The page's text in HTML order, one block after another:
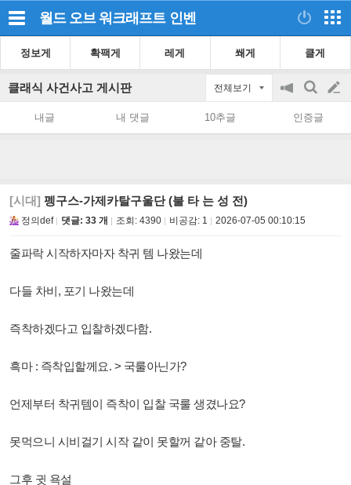
월드 오브 워크래프트 인벤
정보게 확팩게 레게 쐐게 클게
클래식 사건사고 게시판 전체보기
공
on/off
검
색
글
쓰
내글 내 댓글 10추글 인증글
[시대] 펭구스-가제카탈구울단 (불 타 는 성 전)
정의def 댓글: 33 개 조회: 4390 비공감: 1 2026-07-05 00:10:15
줄파락 시작하자마자 착귀 템 나왔는데
다들 차비, 포기 나왔는데
즉착하겠다고 입찰하겠다함.
흑마 : 즉착입할께요. > 국룰아닌가?
언제부터 착귀템이 즉착이 입찰 국룰 생겼나요?
못먹으니 시비걸기 시작 같이 못할꺼 같아 중탈.
그후 귓 욕설